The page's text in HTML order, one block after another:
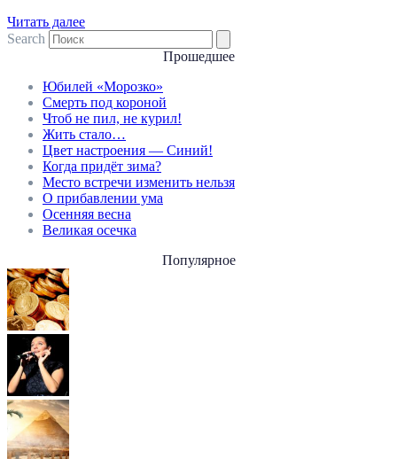
Читать далее
Search
Прошедшее
Юбилей «Морозко»
Смерть под короной
Чтоб не пил, не курил!
Жить стало…
Цвет настроения — Синий!
Когда придёт зима?
Место встречи изменить нельзя
О прибавлении ума
Осенняя весна
Великая осечка
Популярное